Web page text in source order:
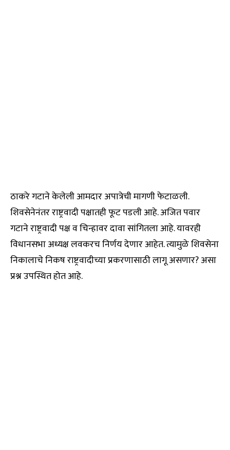
ठाकरे गटाने केलेली आमदार अपात्रेची मागणी फेटाळली.
शिवसेनेनंतर राष्ट्रवादी पक्षातही फूट पडली आहे. अजित पवार
गटाने राष्ट्रवादी पक्ष व चिन्हावर दावा सांगितला आहे. यावरही
विधानसभा अध्यक्ष लवकरच निर्णय देणार आहेत. त्यामुळे शिवसेना
निकालाचे निकष राष्ट्रवादीच्या प्रकरणासाठी लागू असणार? असा
प्रश्न उपस्थित होत आहे.